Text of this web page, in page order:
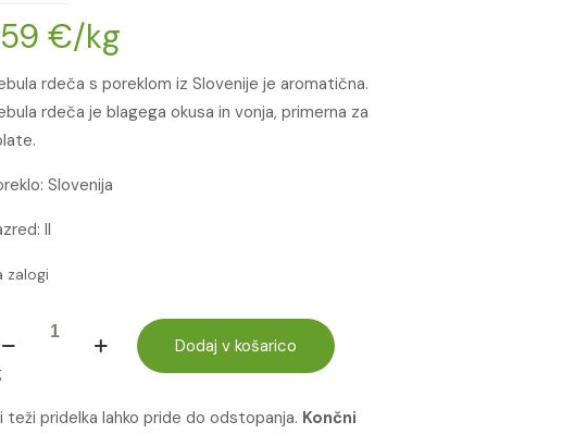
€/kg
rdeča s poreklom iz Slovenije je aromatična.
rdeča je blagega okusa in vonja, primerna za
Slovenija
II
zalogi
Dodaj v košarico
teži pridelka lahko pride do odstopanja. Končni